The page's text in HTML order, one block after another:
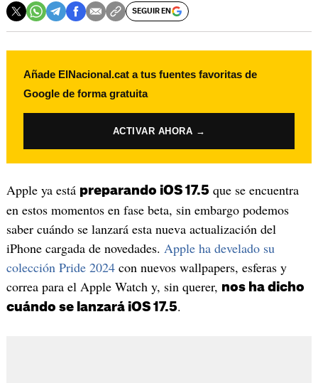
SEGUIR EN
Añade ElNacional.cat a tus fuentes favoritas de
Google de forma gratuita
ACTIVAR AHORA →
Apple ya está preparando iOS 17.5que se encuentra
en estos momentos en fase beta, sin embargo podemos
saber cuándo se lanzará esta nueva actualización del
iPhone cargada de novedades. Apple ha develado su
colección Pride 2024con nuevos wallpapers, esferas y
correa para el Apple Watch y, sin querer, nos ha dicho
cuándo se lanzará iOS 17.5.